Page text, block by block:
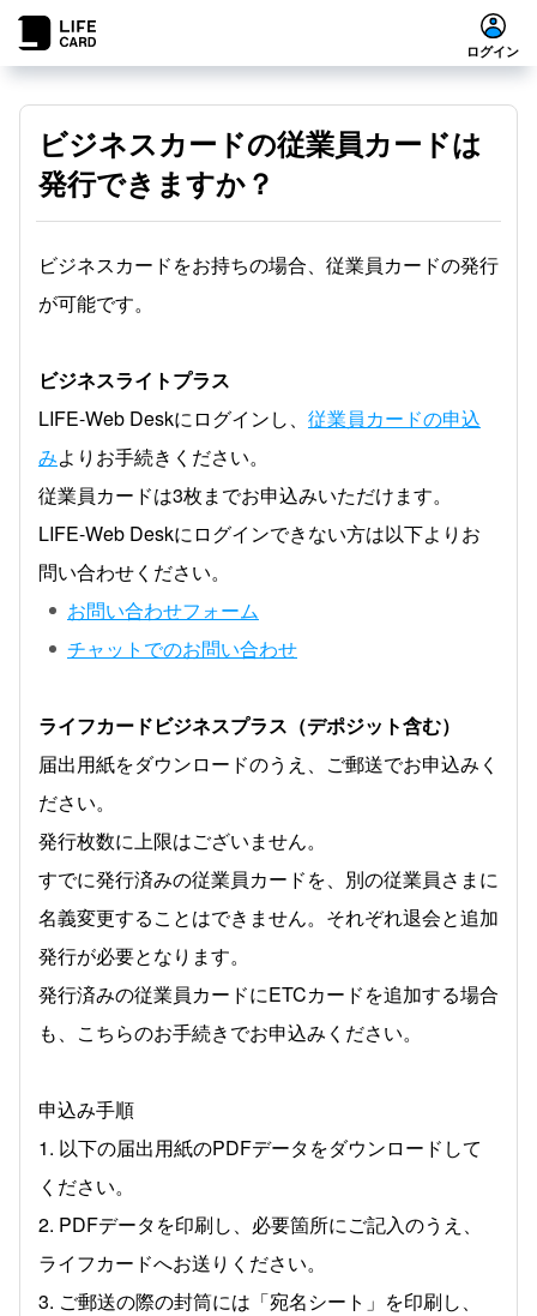
ログイン
ビジネスカードの従業員カードは
発行できますか？
ビジネスカードをお持ちの場合、従業員カードの発行
が可能です。
ビジネスライトプラス
LIFE-Web Deskにログインし、 従業員カードの申込
みよりお手続きください。
従業員カードは3枚までお申込みいただけます。
LIFE-Web Deskにログインできない方は以下よりお
問い合わせください。
お問い合わせフォーム
チャットでのお問い合わせ
ライフカードビジネスプラス（デポジット含む）
届出用紙をダウンロードのうえ、ご郵送でお申込みく
ださい。
発行枚数に上限はございません。
すでに発行済みの従業員カードを、別の従業員さまに
名義変更することはできません。それぞれ退会と追加
発行が必要となります。
発行済みの従業員カードにETCカードを追加する場合
も、こちらのお手続きでお申込みください。
申込み手順
1. 以下の届出用紙のPDFデータをダウンロードして
ください。
2. PDFデータを印刷し、必要箇所にご記入のうえ、
ライフカードへお送りください。
3. ご郵送の際の封筒には「宛名シート」を印刷し、